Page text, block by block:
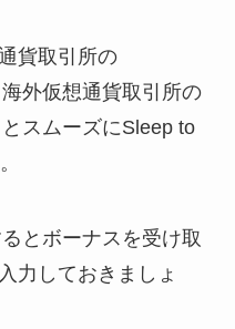
貨取引所の
海外仮想通貨取引所の
スムーズにSleep to
とボーナスを受け取
力しておきましょ